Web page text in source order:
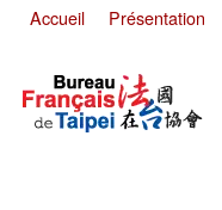
Accueil Présentation